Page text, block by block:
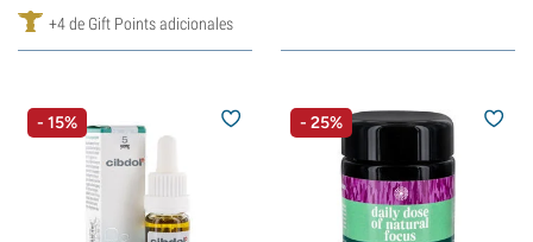
+4 de Gift Points adicionales
- 15% - 25%